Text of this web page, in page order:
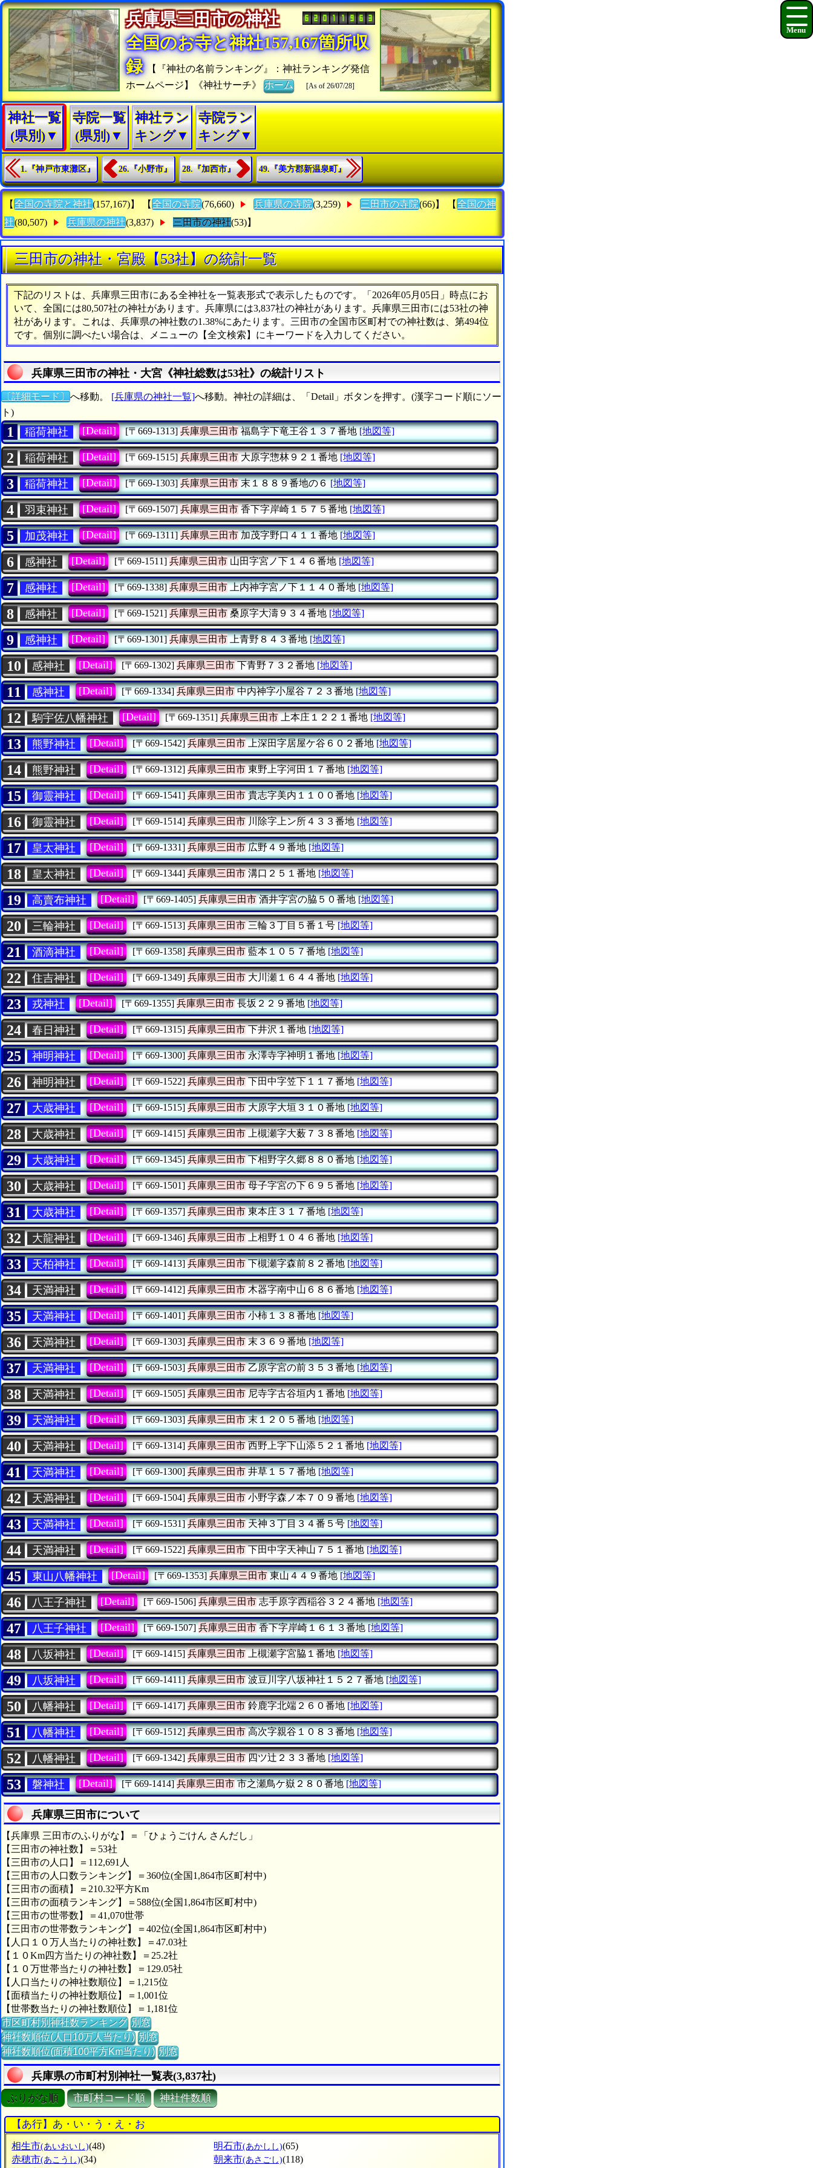
兵庫県三田市の神社
全国のお寺と神社157,167箇所収
録
【『神社の名前ランキング』：神社ランキング発信
ホームページ】《神社サーチ》ホーム [As of 26/07/28]
神社一覧
(県別)▼
寺院一覧
(県別)▼
神社ラン
キング▼
寺院ラン
キング▼
1.『神戸市東灘区』 26.『小野市』 28.『加西市』 49.『美方郡新温泉町』
【 全国の寺院と神社(157,167)】 【 全国の寺院(76,660) 兵庫県の寺院(3,259) 三田市の寺院(66)】 【 全国の神
社(80,507) 兵庫県の神社(3,837) 三田市の神社(53)】
三田市の神社・宮殿【53社】の統計一覧
下記のリストは、兵庫県三田市にある全神社を一覧表形式で表示したものです。「2026年05月05日」時点にお
いて、全国には80,507社の神社があります。兵庫県には3,837社の神社があります。兵庫県三田市には53社の神
社があります。これは、兵庫県の神社数の1.38%にあたります。三田市の全国市区町村での神社数は、第494位
です。個別に調べたい場合は、メニューの【全文検索】にキーワードを入力してください。
兵庫県三田市の神社・大宮《神社総数は53社》の統計リスト
〔詳細モード〕 へ移動。 [兵庫県の神社一覧]へ移動。神社の詳細は、「Detail」ボタンを押す。(漢字コード順にソー
ト)
1 稲荷神社 [Detail] [〒669-1313] 兵庫県三田市福島字下竜王谷１３７番地 [地図等]
2 稲荷神社 [Detail] [〒669-1515] 兵庫県三田市大原字惣林９２１番地 [地図等]
3 稲荷神社 [Detail] [〒669-1303] 兵庫県三田市末１８８９番地の６ [地図等]
4 羽束神社 [Detail] [〒669-1507] 兵庫県三田市香下字岸崎１５７５番地 [地図等]
5 加茂神社 [Detail] [〒669-1311] 兵庫県三田市加茂字野口４１１番地 [地図等]
6 感神社 [Detail] [〒669-1511] 兵庫県三田市山田字宮ノ下１４６番地 [地図等]
7 感神社 [Detail] [〒669-1338] 兵庫県三田市上内神字宮ノ下１１４０番地 [地図等]
8 感神社 [Detail] [〒669-1521] 兵庫県三田市桑原字大濤９３４番地 [地図等]
9 感神社 [Detail] [〒669-1301] 兵庫県三田市上青野８４３番地 [地図等]
10 感神社 [Detail] [〒669-1302] 兵庫県三田市下青野７３２番地 [地図等]
11 感神社 [Detail] [〒669-1334] 兵庫県三田市中内神字小屋谷７２３番地 [地図等]
12 駒宇佐八幡神社 [Detail] [〒669-1351] 兵庫県三田市上本庄１２２１番地 [地図等]
13 熊野神社 [Detail] [〒669-1542] 兵庫県三田市上深田字居屋ケ谷６０２番地 [地図等]
14 熊野神社 [Detail] [〒669-1312] 兵庫県三田市東野上字河田１７番地 [地図等]
15 御靈神社 [Detail] [〒669-1541] 兵庫県三田市貴志字美内１１００番地 [地図等]
16 御靈神社 [Detail] [〒669-1514] 兵庫県三田市川除字上ン所４３３番地 [地図等]
17 皇太神社 [Detail] [〒669-1331] 兵庫県三田市広野４９番地 [地図等]
18 皇太神社 [Detail] [〒669-1344] 兵庫県三田市溝口２５１番地 [地図等]
19 高賣布神社 [Detail] [〒669-1405] 兵庫県三田市酒井字宮の脇５０番地 [地図等]
20 三輪神社 [Detail] [〒669-1513] 兵庫県三田市三輪３丁目５番１号 [地図等]
21 酒滴神社 [Detail] [〒669-1358] 兵庫県三田市藍本１０５７番地 [地図等]
22 住吉神社 [Detail] [〒669-1349] 兵庫県三田市大川瀬１６４４番地 [地図等]
23 戎神社 [Detail] [〒669-1355] 兵庫県三田市長坂２２９番地 [地図等]
24 春日神社 [Detail] [〒669-1315] 兵庫県三田市下井沢１番地 [地図等]
25 神明神社 [Detail] [〒669-1300] 兵庫県三田市永澤寺字神明１番地 [地図等]
26 神明神社 [Detail] [〒669-1522] 兵庫県三田市下田中字笠下１１７番地 [地図等]
27 大歳神社 [Detail] [〒669-1515] 兵庫県三田市大原字大垣３１０番地 [地図等]
28 大歳神社 [Detail] [〒669-1415] 兵庫県三田市上槻瀬字大薮７３８番地 [地図等]
29 大歳神社 [Detail] [〒669-1345] 兵庫県三田市下相野字久郷８８０番地 [地図等]
30 大歳神社 [Detail] [〒669-1501] 兵庫県三田市母子字宮の下６９５番地 [地図等]
31 大歳神社 [Detail] [〒669-1357] 兵庫県三田市東本庄３１７番地 [地図等]
32 大龍神社 [Detail] [〒669-1346] 兵庫県三田市上相野１０４６番地 [地図等]
33 天柏神社 [Detail] [〒669-1413] 兵庫県三田市下槻瀬字森前８２番地 [地図等]
34 天満神社 [Detail] [〒669-1412] 兵庫県三田市木器字南中山６８６番地 [地図等]
35 天満神社 [Detail] [〒669-1401] 兵庫県三田市小柿１３８番地 [地図等]
36 天満神社 [Detail] [〒669-1303] 兵庫県三田市末３６９番地 [地図等]
37 天満神社 [Detail] [〒669-1503] 兵庫県三田市乙原字宮の前３５３番地 [地図等]
38 天満神社 [Detail] [〒669-1505] 兵庫県三田市尼寺字古谷垣内１番地 [地図等]
39 天満神社 [Detail] [〒669-1303] 兵庫県三田市末１２０５番地 [地図等]
40 天満神社 [Detail] [〒669-1314] 兵庫県三田市西野上字下山添５２１番地 [地図等]
41 天満神社 [Detail] [〒669-1300] 兵庫県三田市井草１５７番地 [地図等]
42 天満神社 [Detail] [〒669-1504] 兵庫県三田市小野字森ノ本７０９番地 [地図等]
43 天満神社 [Detail] [〒669-1531] 兵庫県三田市天神３丁目３４番５号 [地図等]
44 天満神社 [Detail] [〒669-1522] 兵庫県三田市下田中字天神山７５１番地 [地図等]
45 東山八幡神社 [Detail] [〒669-1353] 兵庫県三田市東山４４９番地 [地図等]
46 八王子神社 [Detail] [〒669-1506] 兵庫県三田市志手原字西稲谷３２４番地 [地図等]
47 八王子神社 [Detail] [〒669-1507] 兵庫県三田市香下字岸崎１６１３番地 [地図等]
48 八坂神社 [Detail] [〒669-1415] 兵庫県三田市上槻瀬字宮脇１番地 [地図等]
49 八坂神社 [Detail] [〒669-1411] 兵庫県三田市波豆川字八坂神社１５２７番地 [地図等]
50 八幡神社 [Detail] [〒669-1417] 兵庫県三田市鈴鹿字北端２６０番地 [地図等]
51 八幡神社 [Detail] [〒669-1512] 兵庫県三田市高次字親谷１０８３番地 [地図等]
52 八幡神社 [Detail] [〒669-1342] 兵庫県三田市四ツ辻２３３番地 [地図等]
53 磐神社 [Detail] [〒669-1414] 兵庫県三田市市之瀬鳥ケ嶽２８０番地 [地図等]
兵庫県三田市について
【兵庫県 三田市のふりがな】＝「ひょうごけん さんだし」
【三田市の神社数】＝53社
【三田市の人口】＝112,691人
【三田市の人口数ランキング】＝360位(全国1,864市区町村中)
【三田市の面積】＝210.32平方Km
【三田市の面積ランキング】＝588位(全国1,864市区町村中)
【三田市の世帯数】＝41,070世帯
【三田市の世帯数ランキング】＝402位(全国1,864市区町村中)
【人口１０万人当たりの神社数】＝47.03社
【１０Km四方当たりの神社数】＝25.2社
【１０万世帯当たりの神社数】＝129.05社
【人口当たりの神社数順位】＝1,215位
【面積当たりの神社数順位】＝1,001位
【世帯数当たりの神社数順位】＝1,181位
市区町村別神社数ランキング 別窓
神社数順位(人口10万人当たり) 別窓
神社数順位(面積100平方Km当たり) 別窓
兵庫県の市町村別神社一覧表(3,837社)
ぶりがな順 市町村コード順 神社件数順
【あ行】あ・い・う・え・お
相生市(あいおいし)(48) 明石市(あかしし)(65)
赤穂市(あこうし)(34) 朝来市(あさごし)(118)